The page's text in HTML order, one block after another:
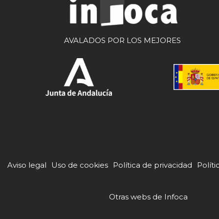
AVALADOS POR LOS MEJORES
Aviso legal Uso de cookies Política de privacidad
Otras webs de Infoca